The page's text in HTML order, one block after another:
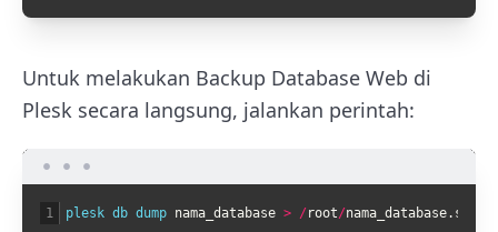
Untuk melakukan Backup Database Web di
Plesk secara langsung, jalankan perintah:
1 plesk db dump nama_database > / root/nama_database. sql